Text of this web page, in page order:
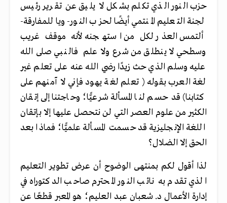
حزب النور الذي تكلم بشكل لا يليق عن تقرير رئيس
لجنة التعليم المنتمي أيضًا لحزب النور- وياللمفارقة-
ألتمس العذر لكل من استهجنه لأنه موقف غريب
وسطحي لا ينطلق من شرع ولا علم فالنبي صلى الله
عليه وسلم الذي حث زيدًا رضي الله عنه على تعلم غير
لغة العرب بقوله ( تعلم لغة يهود فإني لا آمنهم على
كتابنا) قد حسم لنا المسألة شرعيًّا؛ وحاجتنا إلى إتقان
الكثير من علوم العصر التي لن نتحصل عليها إلا بإتقان
اللغة الإنجليزية قد حسمت المسألة علميًّا؛ فماذا بعد
الحق إلا الضلال؟
لذا أقول لكم بمنتهى الوضوح أن عرض تطوير التعليم
الذي تقدم به نائب النور المحترم صاحب الدكتوراه في
إدارة الأعمال د. شعبان عبد العليم؛ هو المعبر قطعًا عن